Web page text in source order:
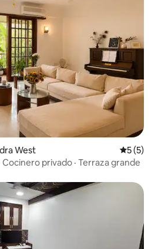
West
5 (5)
privado · Terraza grande